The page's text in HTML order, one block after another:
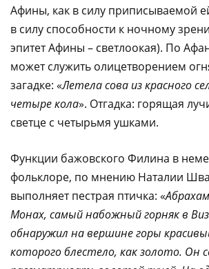
Афины, как в силу приписываемой
в силу способности к ночному
эпитет Афины – светлоокая). По
может служить олицетворением
загадке: «Летела сова из красного
четыре кола». Отгадка: горящая
светце с четырьмя ушками.
Функции бажовского Филина в
фольклоре, по мнению Наталии
выполняет пестрая птичка: «
Монах, самый набожный горняк в
обнаружил на вершине горы
которого блестело, как золото. Он